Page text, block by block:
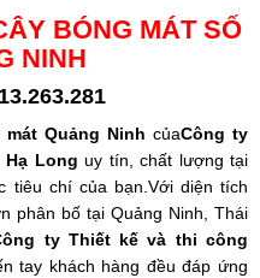
BÓNG MÁT SỐ
NINH
Quảng Ninh củaCông ty
Hạ Longuy tín, chất lượng tại
tiêu chí của bạn.Với diện tích
phân bố tại Quảng Ninh, Thái
ty Thiết kế và thi công
tay khách hàng đều đáp ứng